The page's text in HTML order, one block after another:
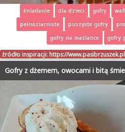
śniadanie dla dzieci gofry
pełnoziarniste
puszyste gofry
gofry na maślance
gofry
źródło inspiracji: https://
Gofry z dżemem, owocami i bitą